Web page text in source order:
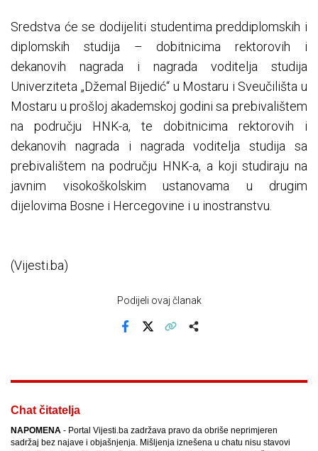
Sredstva će se dodijeliti studentima preddiplomskih i
diplomskih studija – dobitnicima rektorovih i
dekanovih nagrada i nagrada voditelja studija
Univerziteta „Džemal Bijedić“ u Mostaru i Sveučilišta u
Mostaru u prošloj akademskoj godini sa prebivalištem
na području HNK-a, te dobitnicima rektorovih i
dekanovih nagrada i nagrada voditelja studija sa
prebivalištem na području HNK-a, a koji studiraju na
javnim visokoškolskim ustanovama u drugim
dijelovima Bosne i Hercegovine i u inostranstvu.
(Vijesti.ba)
Podijeli ovaj članak
Chat čitatelja
NAPOMENA - Portal Vijesti.ba zadržava pravo da obriše neprimjeren
sadržaj bez najave i objašnjenja. Mišljenja iznešena u chatu nisu stavovi